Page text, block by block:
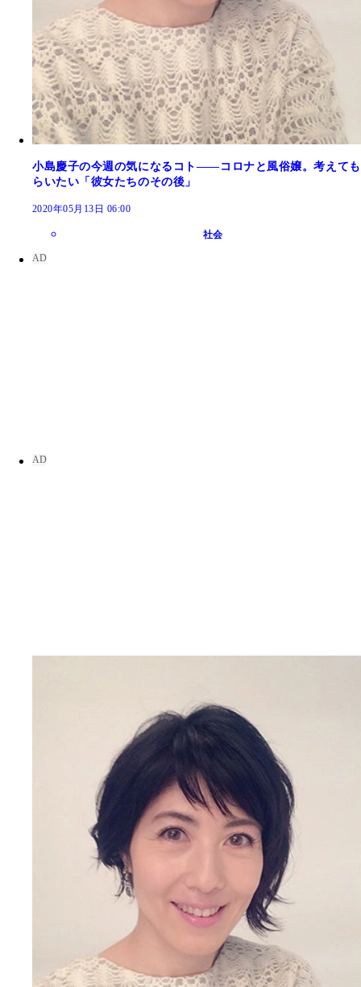
小島慶子の今週の気になるコト――コロナと風俗嬢。考えても
らいたい「彼女たちのその後」
2020年05月13日 06:00
社会